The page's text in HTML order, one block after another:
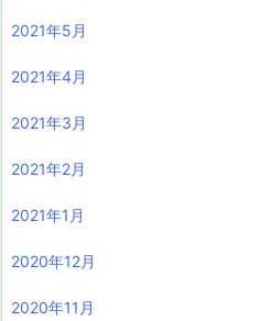
2021年5月
2021年4月
2021年3月
2021年2月
2021年1月
2020年12月
2020年11月